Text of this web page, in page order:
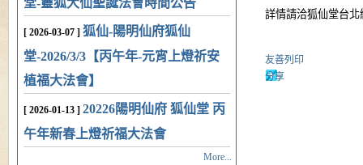
堂-靈狐大仙聖誕法會時間公告
[ 2026-03-07 ] 狐仙-陽明仙府狐仙
堂-2026/3/3【丙午年-元宵上燈祈安
植福大法會】
[ 2026-01-13 ] 20226陽明仙府 狐仙堂 丙
午年新春上燈祈福大法會
More...
詳情請洽狐仙堂台
友善列印
分享